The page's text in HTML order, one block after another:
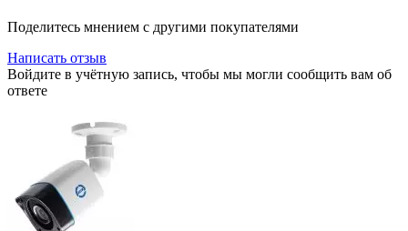
Поделитесь мнением с другими покупателями
Написать отзыв
Войдите в учётную запись, чтобы мы могли сообщить вам об
ответе